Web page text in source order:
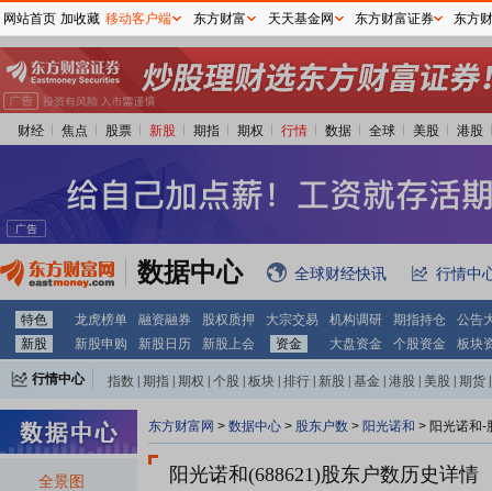
财经 焦点 股票 新股 期指 期权 行情 数据 全球 美股 港股
数据中心 全球财经快讯 行情中
特色 龙虎榜单 融资融券 股权质押 大宗交易 机构调研 期指持仓
公告
新股
新股申购 新股日历 新股上会 资金 大盘资金 个股资金 板块
行情中心 指数 期指 期权 个股 板块 排行 新股 基金 港股 美股 期货
全景图
东方财富网 > 数据中心 > 股东户数 > 阳光诺和 > 阳光诺和-
阳光诺和(688621)股东户数历史详情
网站首页 加收藏 移动客户端 东方财富 天天基金网 东方财富证券 东方